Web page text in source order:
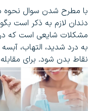
با مطرح شدن سوال نحوه
دندان لازم به ذکر است
مشکلات شایعی است که
به درد شدید، التهاب،
نقاط بدن شود. برای